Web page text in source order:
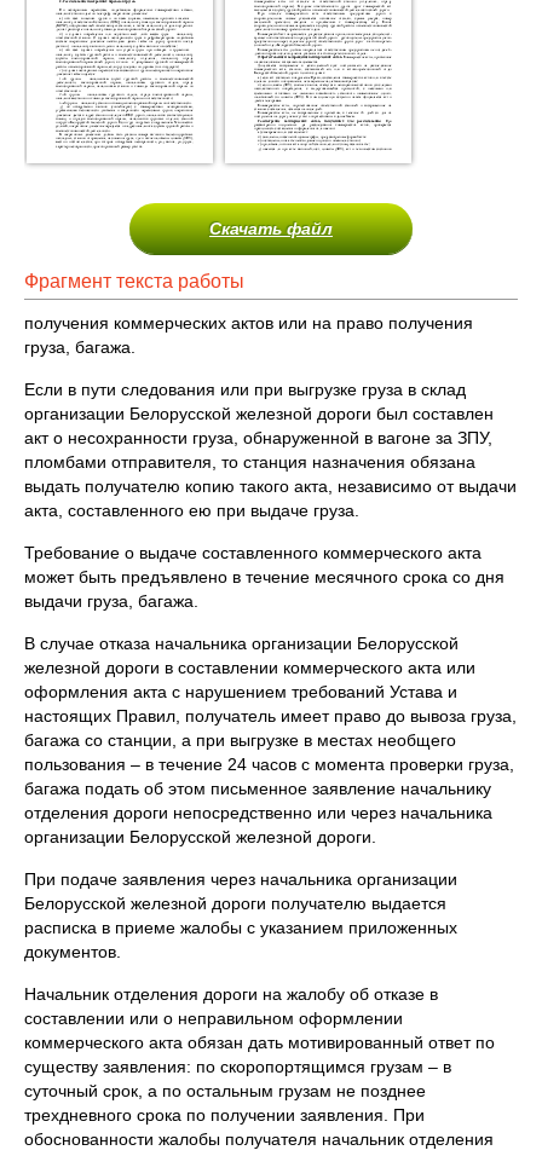
Скачать файл
Фрагмент текста работы
получения коммерческих актов или на право получения
груза, багажа.
Если в пути следования или при выгрузке груза в склад
организации Белорусской железной дороги был составлен
акт о несохранности груза, обнаруженной в вагоне за ЗПУ,
пломбами отправителя, то станция назначения обязана
выдать получателю копию такого акта, независимо от выдачи
акта, составленного ею при выдаче груза.
Требование о выдаче составленного коммерческого акта
может быть предъявлено в течение месячного срока со дня
выдачи груза, багажа.
В случае отказа начальника организации Белорусской
железной дороги в составлении коммерческого акта или
оформления акта с нарушением требований Устава и
настоящих Правил, получатель имеет право до вывоза груза,
багажа со станции, а при выгрузке в местах необщего
пользования – в течение 24 часов с момента проверки груза,
багажа подать об этом письменное заявление начальнику
отделения дороги непосредственно или через начальника
организации Белорусской железной дороги.
При подаче заявления через начальника организации
Белорусской железной дороги получателю выдается
расписка в приеме жалобы с указанием приложенных
документов.
Начальник отделения дороги на жалобу об отказе в
составлении или о неправильном оформлении
коммерческого акта обязан дать мотивированный ответ по
существу заявления: по скоропортящимся грузам – в
суточный срок, а по остальным грузам не позднее
трехдневного срока по получении заявления. При
обоснованности жалобы получателя начальник отделения